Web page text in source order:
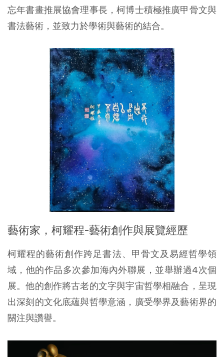
忘年書畫推展協會理事長，柯博士積極推廣甲骨文與
書法藝術，並致力於學術與藝術的結合。
藝術家，柯耀程-藝術創作與展覽經歷
柯耀程的藝術創作跨足書法、甲骨文及易經哲學領
域，他的作品多次參加海內外聯展，並舉辦過4次個
展。他的創作將古老的文字與宇宙哲學相融合，呈現
出深刻的文化底蘊與哲學意涵，廣受學界及藝術界的
關注與讚譽。